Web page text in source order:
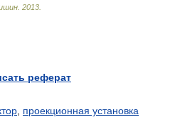
2013
реферат
проекционная установка